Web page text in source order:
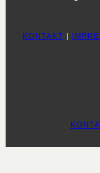
KONTAKT |